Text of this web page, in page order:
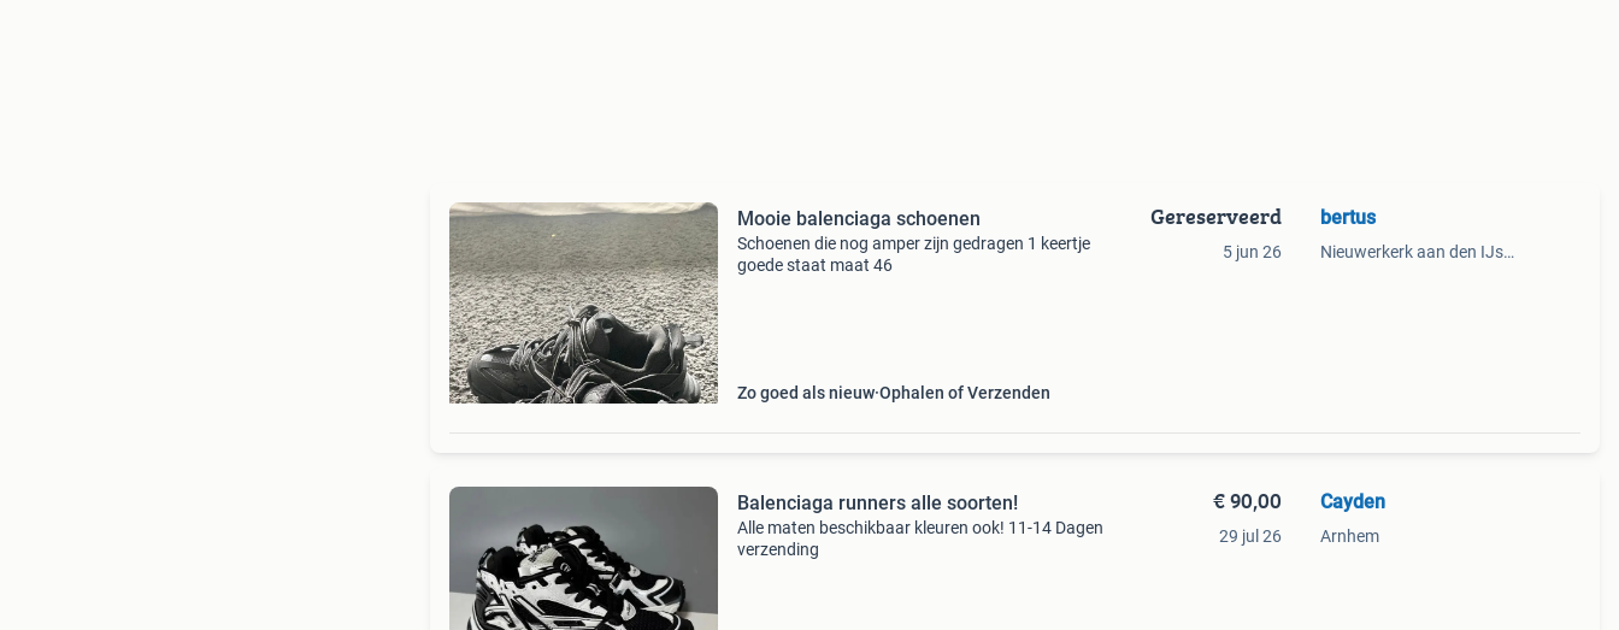
Mooie balenciaga schoenen
Schoenen die nog amper zijn gedragen 1 keertje
goede staat maat 46
Zo goed als nieuw Ophalen of Verzenden
Gereserveerd
5 jun 26
bertus
Nieuwerkerk aan den IJssel
Balenciaga runners alle soorten!
Alle maten beschikbaar kleuren ook! 11-14 Dagen
verzending
€ 90,00
29 jul 26
Cayden
Arnhem